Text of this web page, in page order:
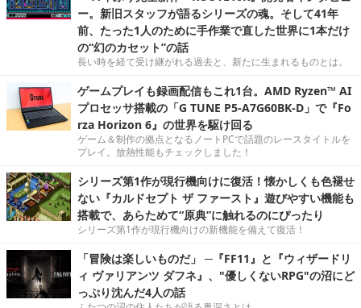
ー。新旧スタッフが語るシリーズの魂。そして41年
前、たった1人のために手作業で直した世界に1本だけ
の“幻のカセット”の話
長い時を経て受け継がれる過去と、新たに生まれるものとは。
ゲームプレイも録画配信もこれ1台。AMD Ryzen™ AI
プロセッサ搭載の「G TUNE P5-A7G60BK-D」で『Fo
rza Horizon 6』の世界を駆け回る
ゲーム＆制作の拠点となるノートPCで話題のレースタイトルを
プレイ。放熱性能もチェックしました！
シリーズ第1作が現行機向けに復活！懐かしくも色褪せ
ない『カルドセプト ザ ファースト』遊びやすい機能も
搭載で、あらためて“原典”に触れるのにぴったり
シリーズ第1作が現行機向けの新機能を備えて復活！
「冒険は楽しいものだ」 ─『FF11』と『ウィザードリ
ィ ヴァリアンツ ダフネ』、"優しくないRPG"の沼にど
っぷり沈んだ4人の話